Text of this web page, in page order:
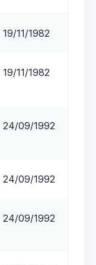
19/11/1982
19/11/1982
24/09/1992
24/09/1992
24/09/1992